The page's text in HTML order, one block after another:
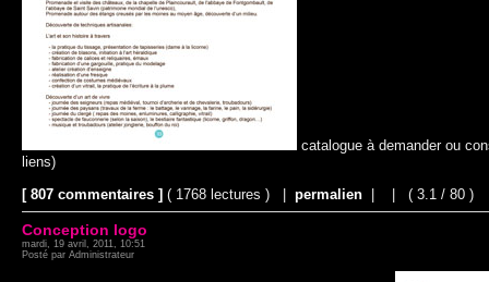
catalogue à demander ou
liens)
[ 807 commentaires ] ( 1768 lectures ) | permalien ( 3.1 / 80 )
Conception logo
mardi, 19 avril, 2011, 10:51
Posté par Administrateur